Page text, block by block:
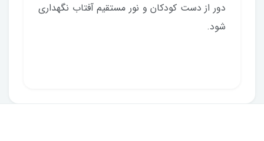
دور از دست کودکان و نور مستقیم آفتاب نگهداری
شود.